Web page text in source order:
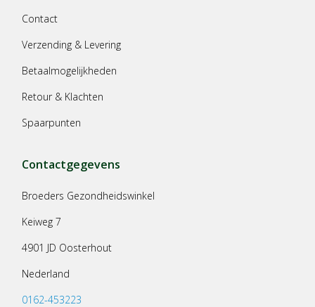
Contact
Verzending & Levering
Betaalmogelijkheden
Retour & Klachten
Spaarpunten
Contactgegevens
Broeders Gezondheidswinkel
Keiweg 7
4901 JD Oosterhout
Nederland
0162-453223